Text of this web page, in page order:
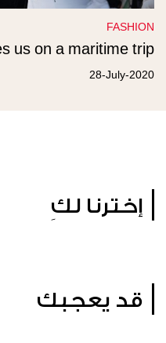
FASHION
us on a maritime trip
28-July-2020
إخترنا لكِ
قد يعجبك